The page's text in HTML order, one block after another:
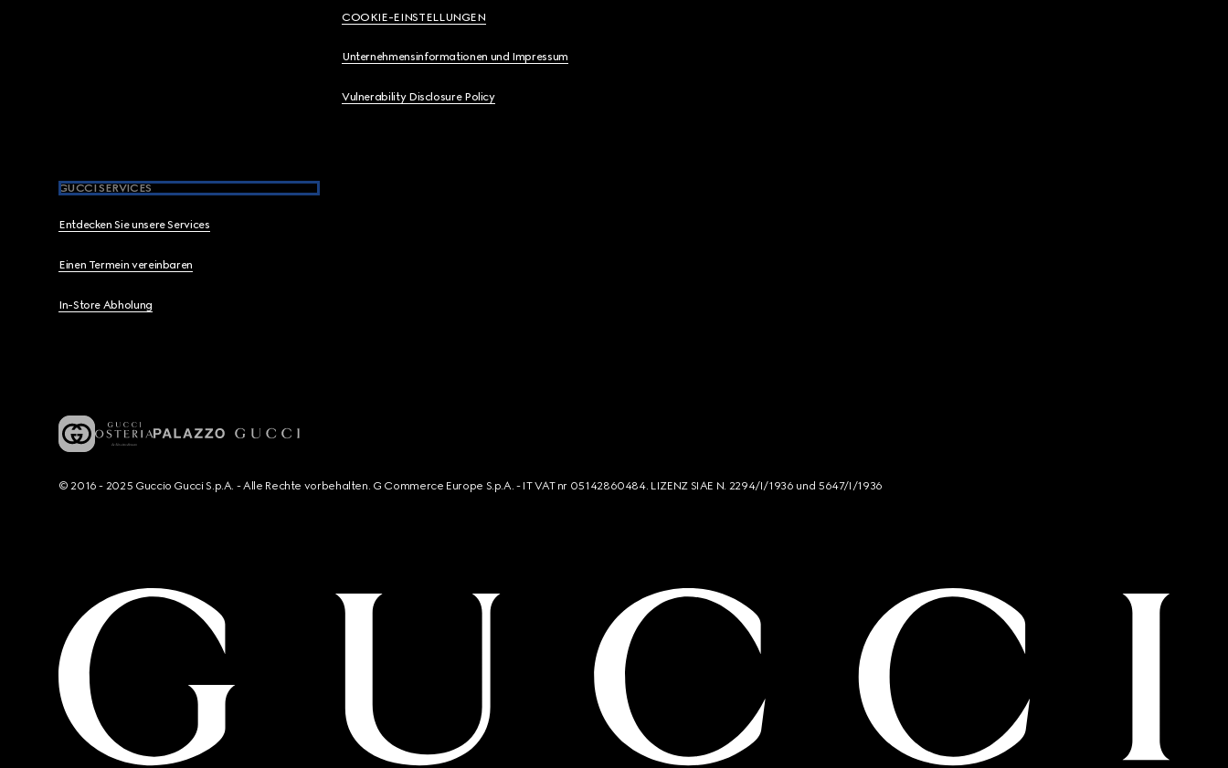
COOKIE-EINSTELLUNGEN
Unternehmensinformationen und Impressum
Vulnerability Disclosure Policy
GUCCI SERVICES
Entdecken Sie unsere Services
Einen Termein vereinbaren
In-Store Abholung
© 2016 - 2025 Guccio Gucci S.p.A. - Alle Rechte vorbehalten. G Commerce Europe S.p.A. - IT VAT nr 05142860484. LIZENZ SIAE N. 2294/I/1936 und 5647/I/1936